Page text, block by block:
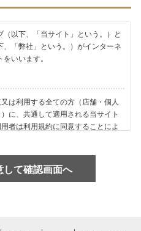
以下、「当サイト」という。）と
「弊社」という。）がインターネ
いいます。
は利用する全ての方（店舗・個人
に、共通して適用される当サイト
者は利用規約に同意することによ
を利用しないことをもってのみ認
て確認画面へ